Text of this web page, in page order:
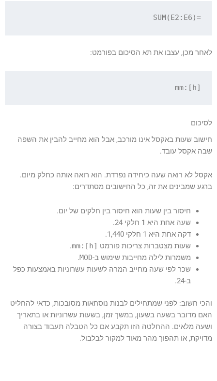
=SUM(E2:E6)
לאחר מכן, עצבו את תא הסיכום בפורמט:
[h]:mm
לסיכום
חישוב שעות באקסל אינו מורכב, אבל הוא מחייב להבין את השפה
שבה אקסל עובד.
אקסל לא רואה שעה כיחידה נפרדת. הוא רואה אותה כחלק מיום.
ברגע שמבינים את זה, כל החישובים מסתדרים:
חיסור בין שעות הוא חיסור בין חלקים של יום.
שעה אחת היא 1 חלקי 24.
דקה אחת היא 1 חלקי 1,440.
שעות מצטברות צריכות פורמט [h]:mm
.
משמרות לילה מחייבות שימוש ב-MOD
.
שכר לפי שעה מחייב המרה לשעות עשרוניות באמצעות כפל
ב-24.
והכי חשוב: לפני שמתחילים לבנות נוסחאות מסובכות, כדאי להחליט
האם מדובר בשעה בשעון, במשך זמן, בשעות עשרוניות או בתאריך
ושעה מלאים. ההחלטה הזו תקבע אם כל הטבלה תעבוד בצורה
מדויקת, או תהפוך מהר מאוד למקור לבלבול.